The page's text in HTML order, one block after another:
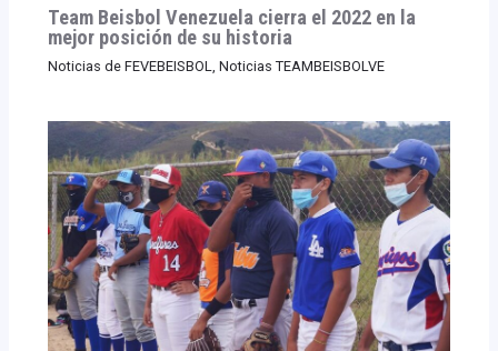
Team Beisbol Venezuela cierra el 2022 en la
mejor posición de su historia
Noticias de FEVEBEISBOL Noticias TEAMBEISBOLVE